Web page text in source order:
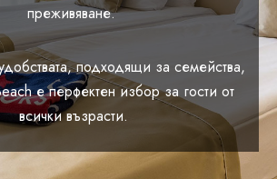
преживяване.
подходящи за семейства,
е перфектен избор за гости от
всички възрасти.